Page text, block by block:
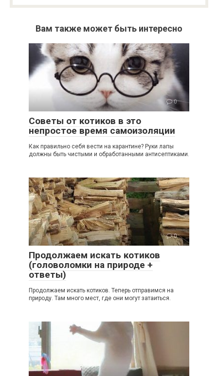
Вам также может быть интересно
0
Советы от котиков в это
непростое время самоизоляции
Как правильно себя вести на карантине? Руки лапы
должны быть чистыми и обработанными антисептиками.
0
Продолжаем искать котиков
(головоломки на природе +
ответы)
Продолжаем искать котиков. Теперь отправимся на
природу. Там много мест, где они могут затаиться.